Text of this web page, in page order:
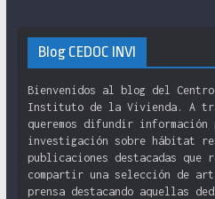
Blog CEDOC INVI
Bienvenidos al blog del Centro
Instituto de la Vivienda. A
queremos difundir información
investigación sobre hábitat
publicaciones destacadas que
compartir una selección de
prensa destacando aquellas